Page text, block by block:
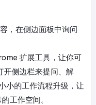
，在侧边面板中询问
扩展工具，让你可
开侧边栏来提问、解
小的工作流程升级，让
工作空间。